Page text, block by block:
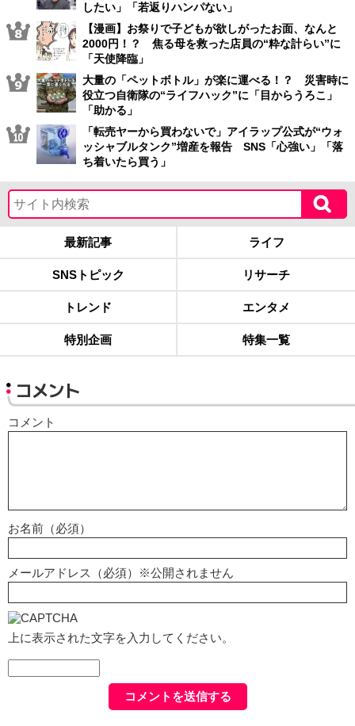
したい」「若返りハンパない」
【漫画】お祭りで子どもが欲しがったお面、なんと
2000円！？ 焦る母を救った店員の“粋な計らい”に
「天使降臨」
大量の「ペットボトル」が楽に運べる！？ 災害時に
役立つ自衛隊の“ライフハック”に「目からうろこ」
「助かる」
「転売ヤーから買わないで」アイラップ公式が“ウォ
ッシャブルタンク”増産を報告 SNS「心強い」「落
ち着いたら買う」
最新記事 ライフ
SNSトピック リサーチ
トレンド エンタメ
特別企画 特集一覧
コメント
コメント
お名前（必須）
メールアドレス（必須）※公開されません
上に表示された文字を入力してください。